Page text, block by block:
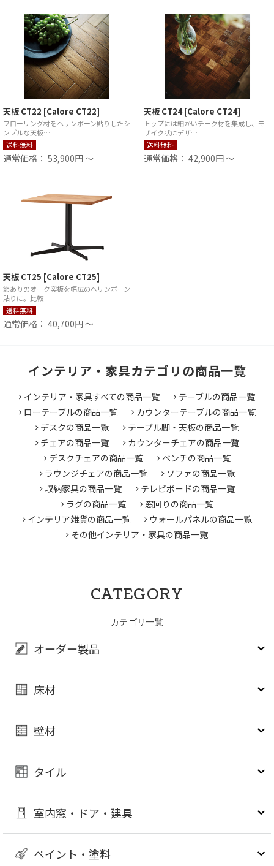
天板 CT22 [Calore CT22]
フローリング材をヘリンボーン貼りしたシ
ンプルな天板…
送料無料
通常価格： 53,900円 ～
天板 CT24 [Calore CT24]
トップには細かいチーク材を集成し、モ
ザイク状にデザ…
送料無料
通常価格： 42,900円 ～
天板 CT25 [Calore CT25]
節ありのオーク突板を幅広のヘリンボーン
貼りに。比較…
送料無料
通常価格： 40,700円 ～
インテリア・家具カテゴリの商品一覧
インテリア・家具すべての商品一覧
テーブルの商品一覧
ローテーブルの商品一覧
カウンターテーブルの商品一覧
デスクの商品一覧
テーブル脚・天板の商品一覧
チェアの商品一覧
カウンターチェアの商品一覧
デスクチェアの商品一覧
ベンチの商品一覧
ラウンジチェアの商品一覧
ソファの商品一覧
収納家具の商品一覧
テレビボードの商品一覧
ラグの商品一覧
窓回りの商品一覧
インテリア雑貨の商品一覧
ウォールパネルの商品一覧
その他インテリア・家具の商品一覧
CATEGORY
カテゴリ一覧
オーダー製品
床材
壁材
タイル
室内窓・ドア・建具
ペイント・塗料